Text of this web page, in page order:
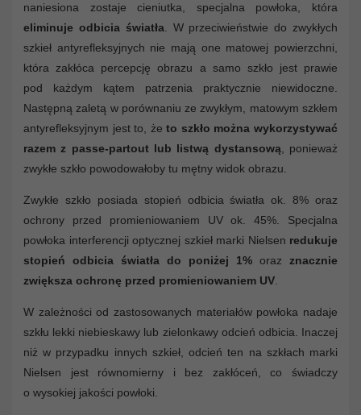
naniesiona zostaje cieniutka, specjalna powłoka, która
eliminuje odbicia światła . W przeciwieństwie do zwykłych
szkieł antyrefleksyjnych nie mają one matowej powierzchni,
która zakłóca percepcję obrazu a samo szkło jest prawie
pod każdym kątem patrzenia praktycznie niewidoczne.
Następną zaletą w porównaniu ze zwykłym, matowym szkłem
antyrefleksyjnym jest to, żeto szkło można wykorzystywać
razem z passe-partout lub listwą dystansową , ponieważ
zwykłe szkło powodowałoby tu mętny widok obrazu.
Zwykłe szkło posiada stopień odbicia światła ok. 8% oraz
ochrony przed promieniowaniem UV ok. 45%. Specjalna
powłoka interferencji optycznej szkieł marki Nielsen redukuje
stopień odbicia światła do poniżej 1% oraz znacznie
zwiększa ochronę przed promieniowaniem UV
W zależności od zastosowanych materiałów powłoka nadaje
szkłu lekki niebieskawy lub zielonkawy odcień odbicia. Inaczej
niż w przypadku innych szkieł, odcień ten na szkłach marki
Nielsen jest równomierny i bez zakłóceń, co świadczy
o wysokiej jakości powłoki.